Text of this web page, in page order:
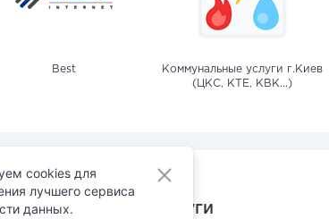
Best
Коммунальные услуги г.Киев
(ЦКС, КТЕ, КВК...)
оплачивают услуги
cookies для
лучшего сервиса
данных.